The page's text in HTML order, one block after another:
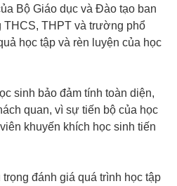
Bộ Giáo dục và Đào tạo ban
THPT và trường phổ
học tập và rèn luyện của học
sinh bảo đảm tính toàn diện,
quan, vì sự tiến bộ của học
khuyến khích học sinh tiến
đánh giá quá trình học tập